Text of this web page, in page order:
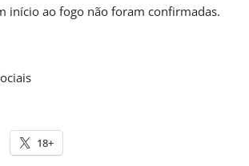
início ao fogo não foram confirmadas.
18+